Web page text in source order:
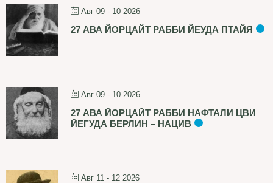
Авг 09 - 10 2026
27 АВА ЙОРЦАЙТ РАББИ ЙЕУДА ПТАЙЯ
Авг 09 - 10 2026
27 АВА ЙОРЦАЙТ РАББИ НАФТАЛИ ЦВИ
ЙЕГУДА БЕРЛИН – НАЦИВ
Авг 11 - 12 2026